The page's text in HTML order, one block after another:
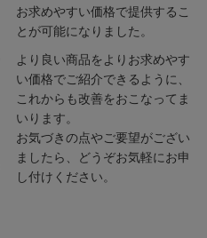
お求めやすい価格で提供するこ
とが可能になりました。
より良い商品をよりお求めやす
い価格でご紹介できるように、
これからも改善をおこなってま
いります。
お気づきの点やご要望がござい
ましたら、どうぞお気軽にお申
し付けください。